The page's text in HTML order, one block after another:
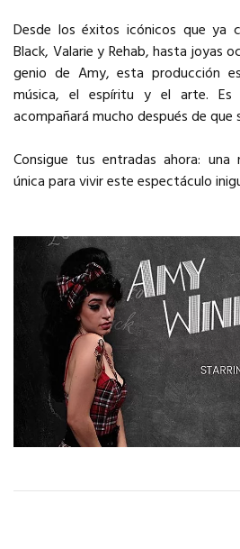
Desde los éxitos icónicos que ya
Black, Valarie y Rehab, hasta joyas
genio de Amy, esta producción
música, el espíritu y el arte.
acompañará mucho después de
Consigue tus entradas ahora: una
única para vivir este espectáculo